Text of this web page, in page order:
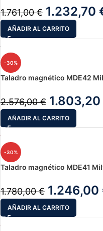
1.761,00€ 1.232,70
AÑADIR AL CARRITO
-30%
Taladro magnético MDE42
2.576,00€ 1.803,20
AÑADIR AL CARRITO
-30%
Taladro magnético MDE41
1.780,00€ 1.246,00
AÑADIR AL CARRITO